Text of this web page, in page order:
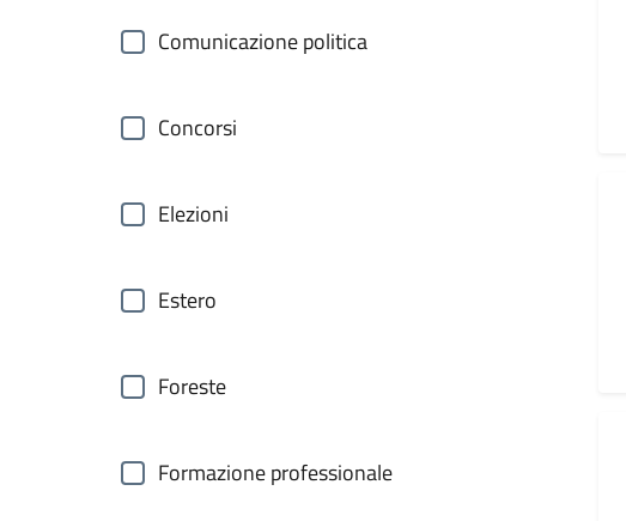
Comunicazione politica
Concorsi
Elezioni
Estero
Foreste
Formazione professionale